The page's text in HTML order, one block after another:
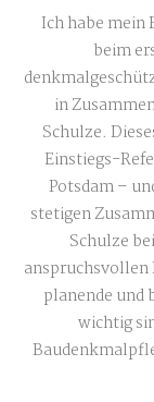
Ich habe mein
beim
in
Schulze.
Einstiegs-
Potsdam –
stetigen
Schulze
anspruchsvollen
planende und
wichtig